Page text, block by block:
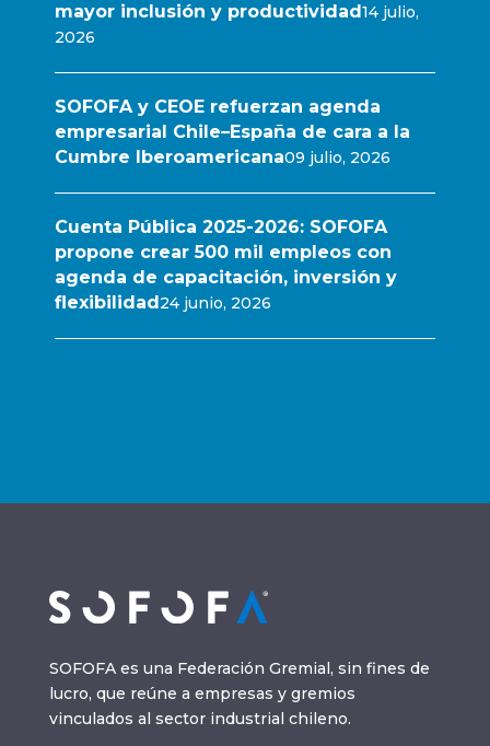
mayor inclusión y productividad14 julio,
2026
SOFOFA y CEOE refuerzan agenda
empresarial Chile–España de cara a la
Cumbre Iberoamericana09 julio, 2026
Cuenta Pública 2025-2026: SOFOFA
propone crear 500 mil empleos con
agenda de capacitación, inversión y
flexibilidad24 junio, 2026
SOFOFA es una Federación Gremial, sin fines de
lucro, que reúne a empresas y gremios
vinculados al sector industrial chileno.